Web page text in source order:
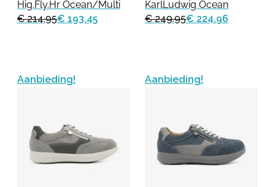
Hig.Fly.Hr Ocean/Multi
€ 214.95€ 193.45
KarlLudwig Ocean
€ 249.95€ 224.96
Aanbieding! Aanbieding!